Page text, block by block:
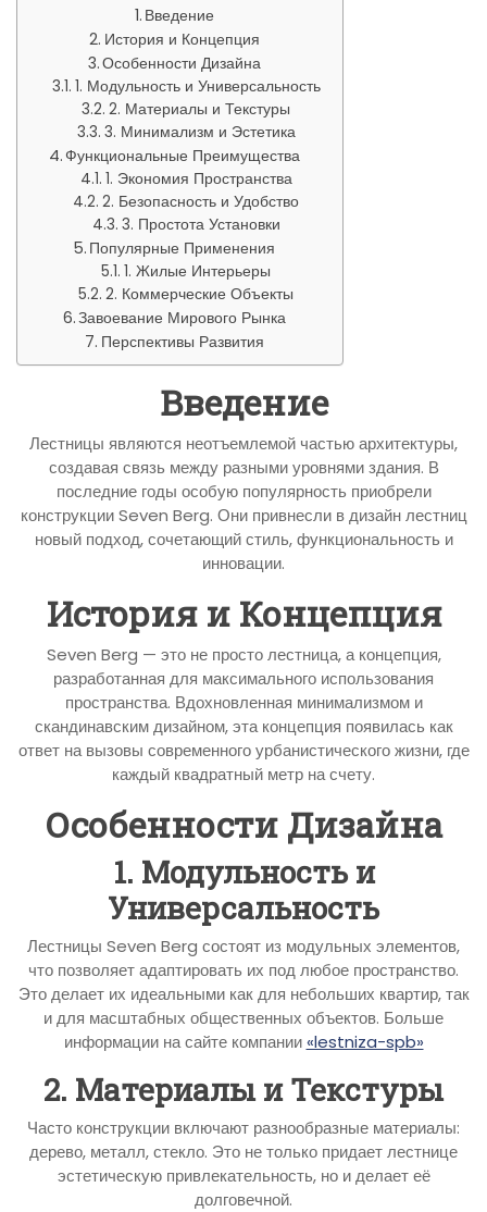
Введение
История и Концепция
Особенности Дизайна
1. Модульность и Универсальность
2. Материалы и Текстуры
3. Минимализм и Эстетика
Функциональные Преимущества
1. Экономия Пространства
2. Безопасность и Удобство
3. Простота Установки
Популярные Применения
1. Жилые Интерьеры
2. Коммерческие Объекты
Завоевание Мирового Рынка
Перспективы Развития
Введение
Лестницы являются неотъемлемой частью архитектуры,
создавая связь между разными уровнями здания. В
последние годы особую популярность приобрели
конструкции Seven Berg. Они привнесли в дизайн лестниц
новый подход, сочетающий стиль, функциональность и
инновации.
История и Концепция
Seven Berg — это не просто лестница, а концепция,
разработанная для максимального использования
пространства. Вдохновленная минимализмом и
скандинавским дизайном, эта концепция появилась как
ответ на вызовы современного урбанистического жизни, где
каждый квадратный метр на счету.
Особенности Дизайна
1. Модульность и
Универсальность
Лестницы Seven Berg состоят из модульных элементов,
что позволяет адаптировать их под любое пространство.
Это делает их идеальными как для небольших квартир, так
и для масштабных общественных объектов. Больше
информации на сайте компании«lestniza-spb»
2. Материалы и Текстуры
Часто конструкции включают разнообразные материалы:
дерево, металл, стекло. Это не только придает лестнице
эстетическую привлекательность, но и делает её
долговечной.